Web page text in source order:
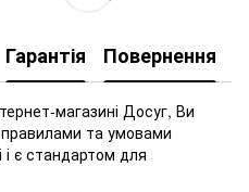
Гарантія Повернення
магазині Досуг, Ви
та умовами
і є стандартом для